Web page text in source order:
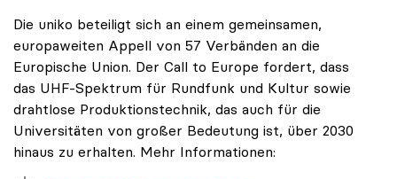
Die uniko beteiligt sich an einem gemeinsamen,
europaweiten Appell von 57 Verbänden an die
Europische Union. Der Call to Europe fordert, dass
das UHF-Spektrum für Rundfunk und Kultur sowie
drahtlose Produktionstechnik, das auch für die
Universitäten von großer Bedeutung ist, über 2030
hinaus zu erhalten. Mehr Informationen: